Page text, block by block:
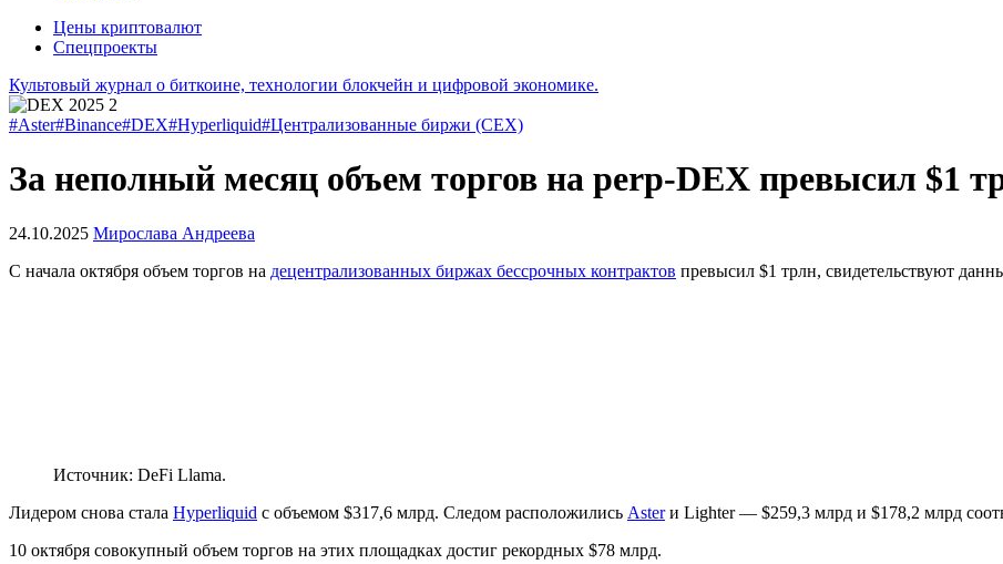
Цены криптовалют
Спецпроекты
Культовый журнал о биткоине, технологии блокчейн и цифровой экономике.
#Aster#Binance#DEX#Hyperliquid#Централизованные биржи (CEX)
За неполный месяц объем торгов на perp-DEX превысил $1
24.10.2025 Мирослава Андреева
С начала октября объем торгов на децентрализованных биржах бессрочных контрактов превысил $1 трлн, свидетельствуют
Источник: DeFi Llama.
Лидером снова стала Hyperliquid с объемом $317,6 млрд. Следом расположились Asterи Lighter — $259,3 млрд и $178,2 млрд
10 октября совокупный объем торгов на этих площадках достиг рекордных $78 млрд.